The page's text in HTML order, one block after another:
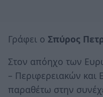
Γράφει ο Σπύρος
Στον απόηχο των
– Περιφερειακών και
παραθέτω στην